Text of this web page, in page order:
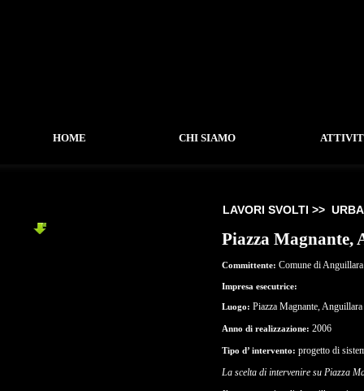
LAVORI SVOLTI >>
Piazza Magnante,
Committente: Comune di
Impresa esecutrice:
Luogo: Piazza Magnante,
Anno di realizzazione: 2006
Tipo d’ intervento: progetto di
La scelta di intervenire su Piazza
HOME CHI SIAMO